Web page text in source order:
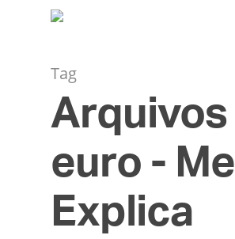
Hit enter to search or ESC to close
Tag
Arquivos
euro - Me
Explica